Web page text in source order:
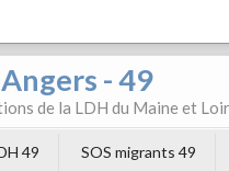
- 49
de la LDH du Maine et
49 SOS migrants 49